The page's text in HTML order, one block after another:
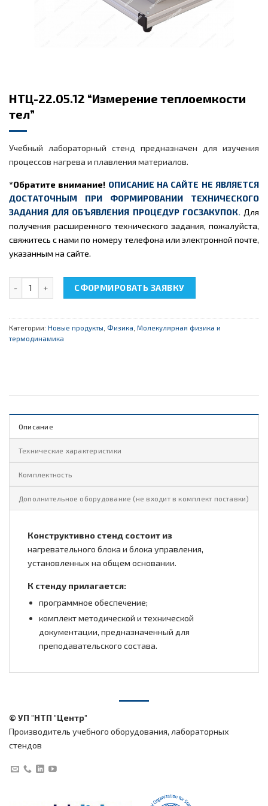
НТЦ-22.05.12 “Измерение теплоемкости
тел”
Учебный лабораторный стенд предназначен для изучения
процессов нагрева и плавления материалов.
*Обратите внимание! ОПИСАНИЕ НА САЙТЕ НЕ ЯВЛЯЕТСЯ
ДОСТАТОЧНЫМ ПРИ ФОРМИРОВАНИИ ТЕХНИЧЕСКОГО
ЗАДАНИЯ ДЛЯ ОБЪЯВЛЕНИЯ ПРОЦЕДУР ГОСЗАКУПОК. Для
получения расширенного технического задания, пожалуйста,
свяжитесь с нами по номеру телефона или электронной почте,
указанным на сайте.
Количество товара НТЦ-22.05.12 "Измерение теплоемкости
СФОРМИРОВАТЬ ЗАЯВКУ
Категории: Новые продукты Физика Молекулярная физика и
термодинамика
Описание
Технические характеристики
Комплектность
Дополнительное оборудование (не входит в комплект поставки)
Конструктивно стенд состоит из
нагревательного блока и блока управления,
установленных на общем основании.
К стенду прилагается:
программное обеспечение;
комплект методической и технической
документации, предназначенный для
преподавательского состава.
© УП "НТП "Центр"
Производитель учебного оборудования, лабораторных
стендов